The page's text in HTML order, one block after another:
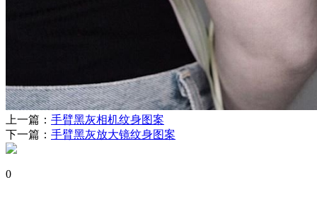
上一篇： 手臂黑灰相机纹身图案
下一篇： 手臂黑灰放大镜纹身图案
0